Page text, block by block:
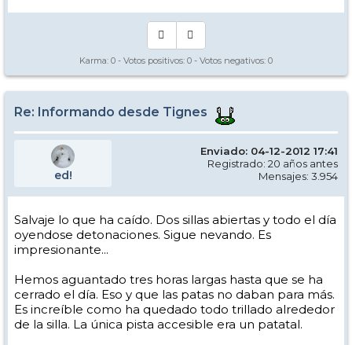
Karma: 0 - Votos positivos: 0 - Votos negativos: 0
Re: Informando desde Tignes
ed!
Enviado: 04-12-2012 17:41
Registrado: 20 años antes
Mensajes: 3.954
Salvaje lo que ha caído. Dos sillas abiertas y todo el día
oyendose detonaciones. Sigue nevando. Es
impresionante...
Hemos aguantado tres horas largas hasta que se ha
cerrado el día. Eso y que las patas no daban para más.
Es increíble como ha quedado todo trillado alrededor
de la silla. La única pista accesible era un patatal.